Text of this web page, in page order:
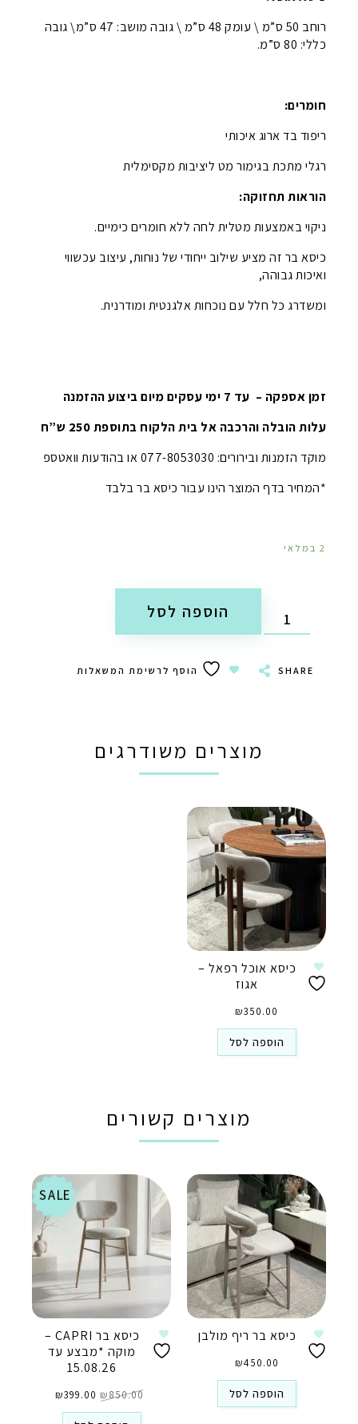
רוחב 50 ס”מ \ עומק 48 ס”מ \ גובה מושב: 47 ס”מ\ גובה
כללי: 80 ס”מ.
חומרים:
ריפוד בד ארוג איכותי
רגלי מתכת בגימור מט ליציבות מקסימלית
הוראות תחזוקה:
ניקוי באמצעות מטלית לחה ללא חומרים כימיים.
כיסא בר זה מציע שילוב ייחודי של נוחות, עיצוב עכשווי
ואיכות גבוהה,
ומשדרג כל חלל עם נוכחות אלגנטית ומודרנית.
זמן אספקה – עד 7 ימי עסקים מיום ביצוע ההזמנה
עלות הובלה והרכבה אל בית הלקוח בתוספת 250 ש”ח
מוקד הזמנות ובירורים: 077-8053030 או בהודעות וואטספ
*המחיר בדף המוצר הינו עבור כיסא בר בלבד
2 במלאי
הוספה לסל
SHARE הוסף לרשימת המשאלות
מוצרים משודרגים
כיסא אוכל רפאל –
אגוז
₪350.00
הוספה לסל
מוצרים קשורים
כיסא בר ריף מולבן
₪450.00
הוספה לסל
SALE
כיסא בר CAPRI –
מוקה *מבצע עד
15.08.26
₪850.00 המקורי
היה:
₪850.00.
₪399.00 הנוכחי
הוא: